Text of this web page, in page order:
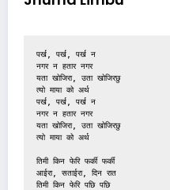
पर्ख, पर्ख, पर्ख न
नगर न हतार नगर
यता खोजिरा, उता खोजिरछु
त्यो माया को अर्थ
पर्ख, पर्ख, पर्ख न
नगर न हतार नगर
यता खोजिरा, उता खोजिरछु
त्यो माया को अर्थ
तिमी किन फेरि फर्की फर्की
आईरा, सताईरा, दिन रात
तिमी किन फेरि पछि पछि